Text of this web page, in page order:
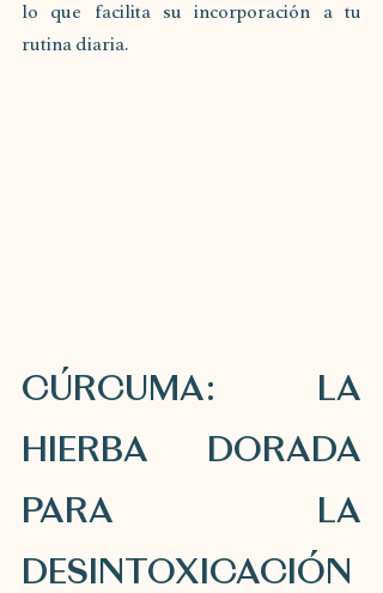
lo que facilita su incorporación a tu
rutina diaria.
CÚRCUMA: LA
HIERBA DORADA
PARA LA
DESINTOXICACIÓN